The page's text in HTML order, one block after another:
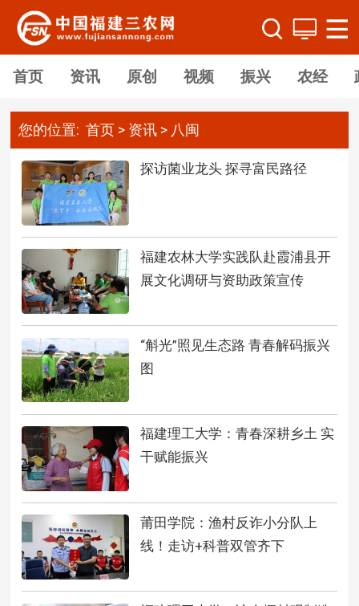
首页 资讯 原创 视频 振兴 农经
您的位置:首页 > 资讯 > 八闽
探访菌业龙头 探寻富民路径
福建农林大学实践队赴霞浦县开
展文化调研与资助政策宣传
“斛光”照见生态路 青春解码振兴
图
福建理工大学：青春深耕乡土 实
干赋能振兴
莆田学院：渔村反诈小分队上
线！走访+科普双管齐下